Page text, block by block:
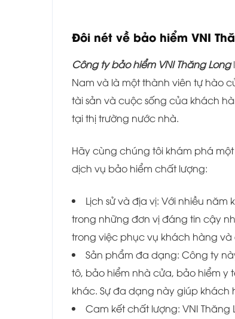
Đôi nét về bảo hiểm VNI
Công ty bảo hiểm VNI Thăng Long
Nam và là một thành viên tự hào
tài sản và cuộc sống của khách
tại thị trường nước nhà.
Hãy cùng chúng tôi khám phá
dịch vụ bảo hiểm chất lượng:
Lịch sử và địa vị: Với nhiều
trong những đơn vị đáng tin cậy
trong việc phục vụ khách hàng và
Sản phẩm đa dạng: Công ty
tô, bảo hiểm nhà cửa, bảo hiểm y
khác. Sự đa dạng này giúp
Cam kết chất lượng: VNI